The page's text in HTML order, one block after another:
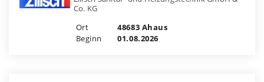
Co. KG
Ort
48683 Ahaus
Beginn
01.08.2026